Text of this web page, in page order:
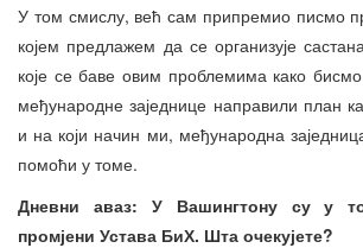
У том смислу, већ сам припремио писмо
којем предлажем да се организује
које се баве овим проблемима како
међународне заједнице направили план
и на који начин ми, међународна
помоћи у томе.
Дневни аваз: У Вашингтону су у
промјени Устава БиХ. Шта очекујете?